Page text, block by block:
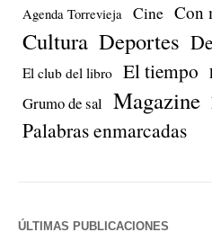
Agenda Torrevieja Cine Con
Cultura Deportes
El club del libro El tiempo
Grumo de sal Magazine
Palabras enmarcadas
ÚLTIMAS PUBLICACIONES